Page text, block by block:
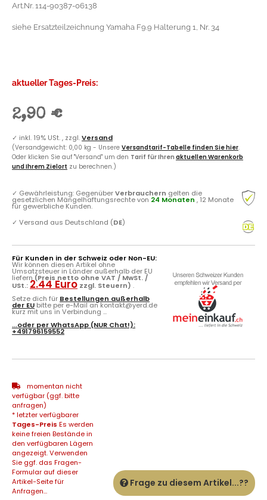
Art.Nr. 114-90387-06138
siehe Ersatzteilzeichnung Yamaha F9.9 Halterung 1, Nr. 34
aktueller Tages-Preis:
2,90 €
✓ inkl. 19% USt. , zzgl.Versand
(Versandgewicht: 0,00 kg - Unsere Versandtarif-Tabelle finden Sie hier.
Oder klicken Sie auf "Versand" um den Tarif für Ihren aktuellen Warenkorb
und Ihrem Zielort zu berechnen.)
✓ Gewährleistung: GegenüberVerbrauchern gelten die
gesetzlichen Mängelhaftungsrechte von 24 Monaten , 12 Monate
für gewerbliche Kunden.
✓ Versand aus Deutschland (DE)
Für Kunden in der Schweiz oder Non-EU:
Wir können diesen Artikel ohne
Umsatzsteuer in Länder außerhalb der EU
liefern (Preis netto ohne VAT / MwSt. /
USt.: 2.44 Euro zzgl. Steuern) .
Setze dich für Bestellungen außerhalb
der EU bitte per e-Mail an kontakt@yerd.de
kurz mit uns in Verbindung ...
...oder perWhatsApp (NUR Chat!):
+491796159552
momentan nicht
verfügbar (ggf. bitte
anfragen)
* letzter verfügbarer
Tages-Preis Es werden
keine freien Bestände in
den verfügbaren Lägern
angezeigt. Verwenden
Sie ggf. das Fragen-
Formular auf dieser
Artikel-Seite für
Anfragen...
Frage zu diesem Artikel...??